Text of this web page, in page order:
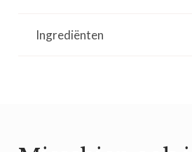
Basisnoot: Orris-Wortel, Vetiver
Ingrediënten